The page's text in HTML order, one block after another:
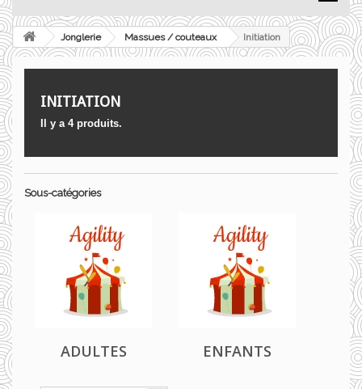
Jonglerie Massues / couteaux Initiation
INITIATION
Il y a 4 produits.
Sous-catégories
ADULTES ENFANTS